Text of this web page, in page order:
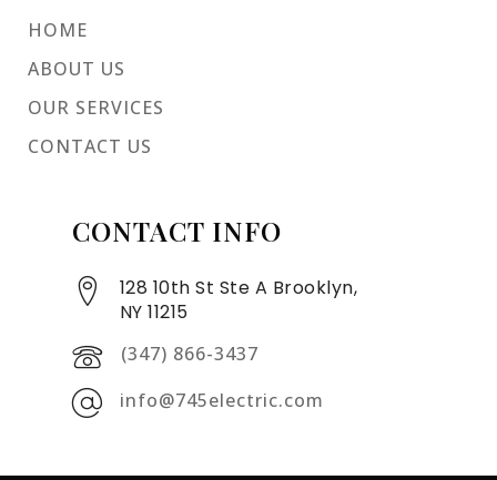
HOME
ABOUT US
OUR SERVICES
CONTACT US
CONTACT INFO
128 10th St Ste A Brooklyn,
NY 11215
(347) 866-3437
info@745electric.com